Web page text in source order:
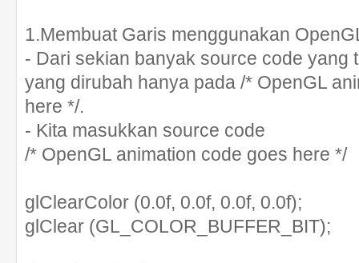
1.Membuat Garis menggunakan
- Dari sekian banyak source code yang
yang dirubah hanya pada /* OpenGL
here */.
- Kita masukkan source code
/* OpenGL animation code goes here */
glClearColor (0.0f, 0.0f, 0.0f, 0.0f);
glClear (GL_COLOR_BUFFER_BIT);